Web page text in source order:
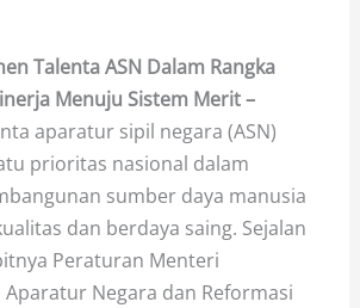
Talenta ASN Dalam Rangka
Menuju Sistem Merit –
aparatur sipil negara (ASN)
prioritas nasional dalam
sumber daya manusia
dan berdaya saing. Sejalan
Peraturan Menteri
Aparatur Negara dan Reformasi